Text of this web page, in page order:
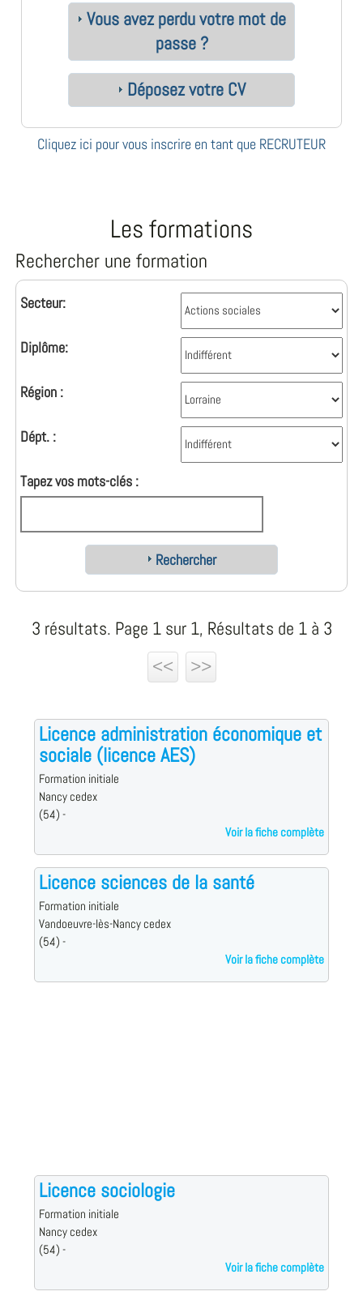
Vous avez perdu votre mot de
passe ?
Déposez votre CV
Cliquez ici pour vous inscrire en tant que RECRUTEUR
Les formations
Rechercher une formation
Secteur:
Diplôme:
Région :
Dépt. :
Tapez vos mots-clés :
Rechercher
3 résultats. Page 1 sur 1, Résultats de 1 à 3
<<
>>
Licence administration économique et
sociale (licence AES)
Formation initiale
Nancy cedex
(54) -
Voir la fiche complète
Licence sciences de la santé
Formation initiale
Vandoeuvre-lès-Nancy cedex
(54) -
Voir la fiche complète
Licence sociologie
Formation initiale
Nancy cedex
(54) -
Voir la fiche complète